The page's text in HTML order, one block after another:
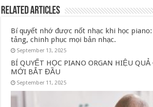
Related Articles
Bí quyết nhớ được nốt nhạc khi học
tảng, chinh phục mọi bản nhạc.
September 13, 2025
BÍ QUYẾT HỌC PIANO ORGAN HIỆU
MỚI BẮT ĐẦU
September 11, 2025